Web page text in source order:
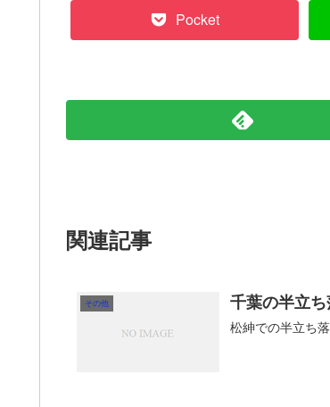
Pocket
関連記事
その他 千葉の半立
松紳での半立ち